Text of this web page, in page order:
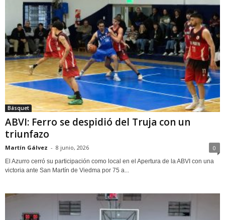
Básquet
ABVI: Ferro se despidió del Truja con un
triunfazo
Martín Gálvez - 8 junio, 2026 0
El Azurro cerró su participación como local en el Apertura de la ABVI con una
victoria ante San Martín de Viedma por 75 a...